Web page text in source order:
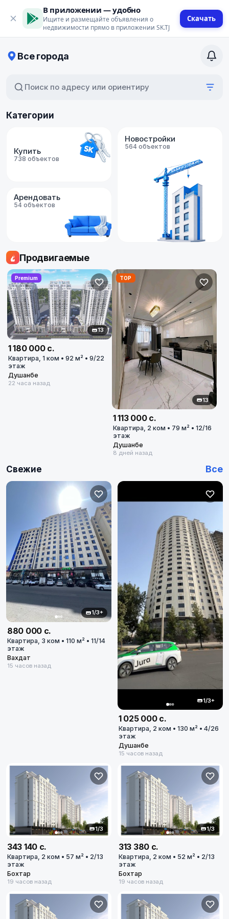
В приложении — удобно
Ищите и размещайте объявления о
недвижимости прямо в приложении SK.TJ
Скачать
Все города
Поиск по адресу или ориентиру
Категории
Купить
738 объектов
Новостройки
564 объектов
Арендовать
54 объектов
Продвигаемые
Premium
13
1 180 000 с.
Квартира, 1 ком • 92 м² • 9/22
этаж
Душанбе
22 часа назад
TOP
13
1 113 000 с.
Квартира, 2 ком • 79 м² • 12/16
этаж
Душанбе
8 дней назад
Свежие Все
1/3+
880 000 с.
Квартира, 3 ком • 110 м² • 11/14
этаж
Вахдат
15 часов назад
1/3+
1 025 000 с.
Квартира, 2 ком • 130 м² • 4/26
этаж
Душанбе
15 часов назад
1/3
343 140 с.
Квартира, 2 ком • 57 м² • 2/13
этаж
Бохтар
19 часов назад
1/3
313 380 с.
Квартира, 2 ком • 52 м² • 2/13
этаж
Бохтар
19 часов назад
Арендовать
608
100
Гараж или паркинг
объявлений
Участок
3объявлений 3
Коммерческую недвижимость
20объявлений 20
Бизнес
4объявлений 4
0объявлений 0